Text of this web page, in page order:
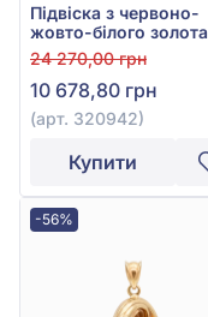
Підвіска з червоно-
жовто-білого золота
585° без вставки, арт.
320942
24 270,00 грн
10 678,80 грн
(арт. 320942)
Купити
-56%